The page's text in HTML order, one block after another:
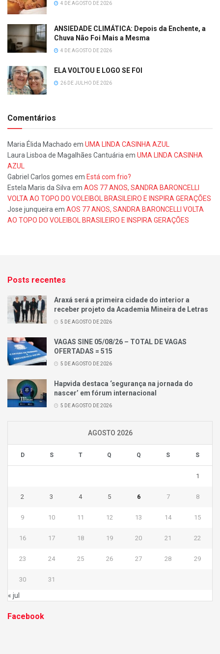
4 DE AGOSTO DE 2026
ANSIEDADE CLIMÁTICA: Depois da Enchente, a
Chuva Não Foi Mais a Mesma
4 DE AGOSTO DE 2026
ELA VOLTOU E LOGO SE FOI
26 DE JULHO DE 2026
Comentários
Maria Élida Machado em UMA LINDA CASINHA AZUL
Laura Lisboa de Magalhães Cantuária em UMA LINDA CASINHA
AZUL
Gabriel Carlos gomes em Está com frio?
Estela Maris da Silva em AOS 77 ANOS, SANDRA BARONCELLI
VOLTA AO TOPO DO VOLEIBOL BRASILEIRO E INSPIRA GERAÇÕES
Jose junqueira em AOS 77 ANOS, SANDRA BARONCELLI VOLTA
AO TOPO DO VOLEIBOL BRASILEIRO E INSPIRA GERAÇÕES
Posts recentes
Araxá será a primeira cidade do interior a
receber projeto da Academia Mineira de Letras
5 DE AGOSTO DE 2026
VAGAS SINE 05/08/26 – TOTAL DE VAGAS
OFERTADAS = 515
5 DE AGOSTO DE 2026
Hapvida destaca ‘segurança na jornada do
nascer’ em fórum internacional
5 DE AGOSTO DE 2026
AGOSTO 2026
D S T Q Q S S
1
2 3 4 5 6 7 8
9 10 11 12 13 14 15
16 17 18 19 20 21 22
23 24 25 26 27 28 29
30 31
« jul
Facebook